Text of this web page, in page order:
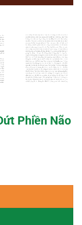
Phiền Não